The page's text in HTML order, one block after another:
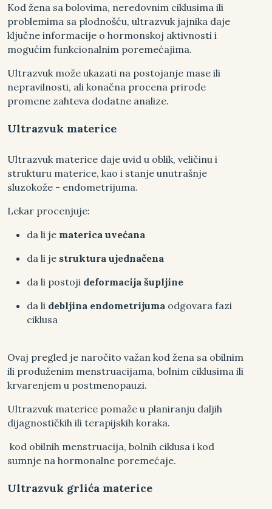
Kod žena sa bolovima, neredovnim ciklusima ili
problemima sa plodnošću, ultrazvuk jajnika daje
ključne informacije o hormonskoj aktivnosti i
mogućim funkcionalnim poremećajima.
Ultrazvuk može ukazati na postojanje mase ili
nepravilnosti, ali konačna procena prirode
promene zahteva dodatne analize.
Ultrazvuk materice
Ultrazvuk materice daje uvid u oblik, veličinu i
strukturu materice, kao i stanje unutrašnje
sluzokože - endometrijuma.
Lekar procenjuje:
da li je materica uvećana
da li je struktura ujednačena
da li postoji deformacija šupljine
da li debljina endometrijuma odgovara fazi
ciklusa
Ovaj pregled je naročito važan kod žena sa obilnim
ili produženim menstruacijama, bolnim ciklusima ili
krvarenjem u postmenopauzi.
Ultrazvuk materice pomaže u planiranju daljih
dijagnostičkih ili terapijskih koraka.
kod obilnih menstruacija, bolnih ciklusa i kod
sumnje na hormonalne poremećaje.
Ultrazvuk grlića materice